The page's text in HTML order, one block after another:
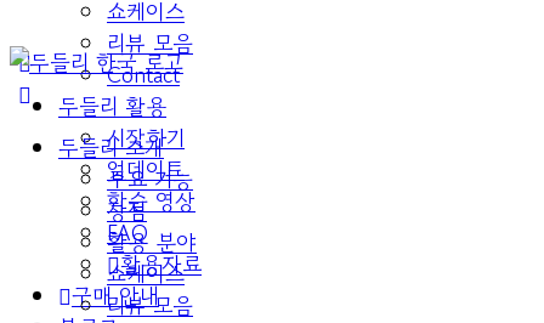
쇼케이스
리뷰 모음
Contact
두들리 활용
시작하기
업데이트
학습 영상
FAQ
활용자료
구매 안내
두들리 소개
주요 기능
장점
활용 분야
쇼케이스
리뷰 모음